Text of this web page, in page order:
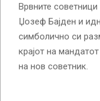
Врвните
Џозеф Бајден и
симболично си
крајот на
на нов советник.